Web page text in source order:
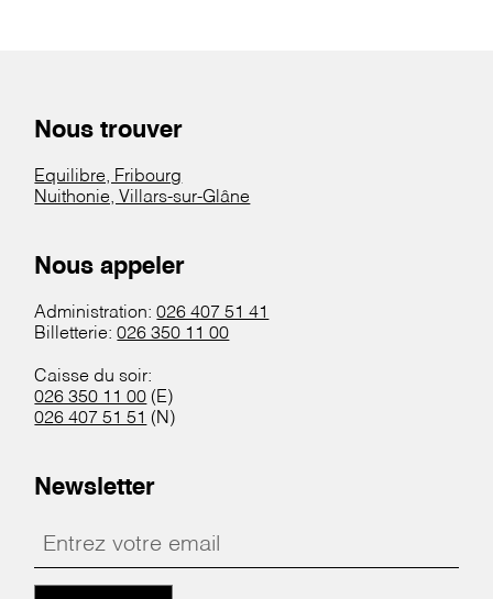
Nous trouver
Equilibre, Fribourg
Nuithonie, Villars-sur-Glâne
Nous appeler
Administration:026 407 51 41
Billetterie:026 350 11 00
Caisse du soir:
026 350 11 00 (E)
026 407 51 51 (N)
Newsletter